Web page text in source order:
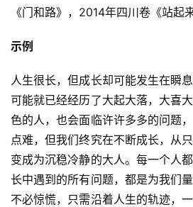
《门和路》，2014年四川卷《站起
示例
人生很长，但成长却可能发生在瞬
可能就已经经历了大起大落，大喜
色的人，也会面临许许多多的问题
点难，但我们终究在不断成长，从
变成为沉稳冷静的大人。每一个人
长中遇到的所有问题，都是为我们
不必惊慌，只需沿着人生的轨迹，